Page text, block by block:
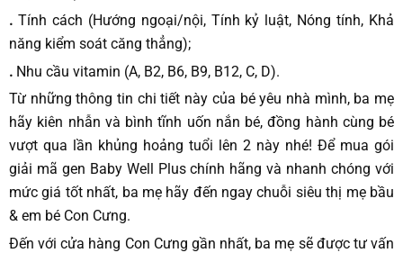
. Tính cách (Hướng ngoại/nội, Tính kỷ luật, Nóng tính, Khả
năng kiểm soát căng thẳng);
. Nhu cầu vitamin (A, B2, B6, B9, B12, C, D).
Từ những thông tin chi tiết này của bé yêu nhà mình, ba mẹ
hãy kiên nhẫn và bình tĩnh uốn nắn bé, đồng hành cùng bé
vượt qua lần khủng hoảng tuổi lên 2 này nhé! Để mua gói
giải mã gen Baby Well Plus chính hãng và nhanh chóng với
mức giá tốt nhất, ba mẹ hãy đến ngay chuỗi siêu thị mẹ bầu
& em bé Con Cưng.
Đến với cửa hàng Con Cưng gần nhất, ba mẹ sẽ được tư vấn